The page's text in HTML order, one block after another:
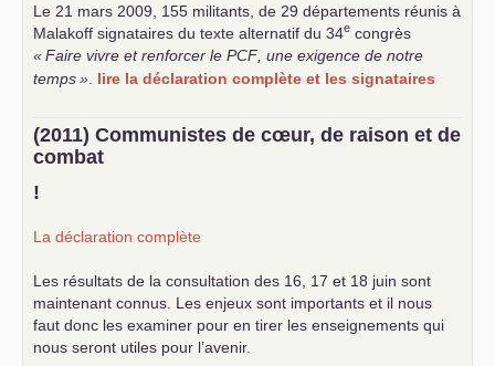
Le 21 mars 2009, 155 militants, de 29 départements réunis à
Malakoff signataires du texte alternatif du 34e congrès
«Faire vivre et renforcer le PCF , une exigence de notre
temps» lire la déclaration complète et les signataires
(2011) Communistes de cœur, de raison et de
combat
!
La déclaration complète
Les résultats de la consultation des 16, 17 et 18 juin sont
maintenant connus. Les enjeux sont importants et il nous
faut donc les examiner pour en tirer les enseignements qui
nous seront utiles pour l’avenir.